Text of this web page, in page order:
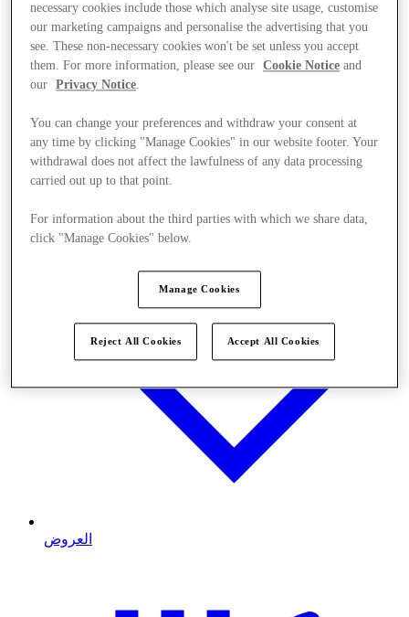
المخازن
العروض
necessary cookies include those which analyse site usage, customise
our marketing campaigns and personalise the advertising that you
see. These non-necessary cookies won't be set unless you accept
them. For more information, please see our
Cookie Notice and
our
Privacy Notice.
You can change your preferences and withdraw your consent at
any time by clicking "Manage Cookies" in our website footer. Your
withdrawal does not affect the lawfulness of any data processing
carried out up to that point.
For information about the third parties with which we share data,
click "Manage Cookies" below.
Manage Cookies
Reject All Cookies Accept All Cookies